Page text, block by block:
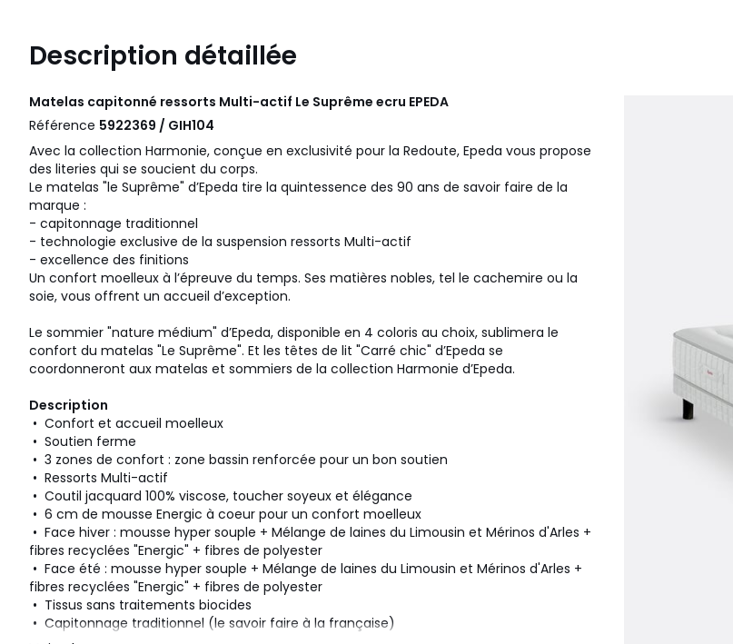
Description détaillée
Matelas capitonné ressorts Multi-actif Le Suprême ecru EPEDA
Référence 5922369 / GIH104
Avec la collection Harmonie, conçue en exclusivité pour la Redoute, Epeda vous propose
des literies qui se soucient du corps.
Le matelas "le Suprême" d’Epeda tire la quintessence des 90 ans de savoir faire de la
marque :
- capitonnage traditionnel
- technologie exclusive de la suspension ressorts Multi-actif
- excellence des finitions
Un confort moelleux à l’épreuve du temps. Ses matières nobles, tel le cachemire ou la
soie, vous offrent un accueil d’exception.
Le sommier "nature médium" d’Epeda, disponible en 4 coloris au choix, sublimera le
confort du matelas "Le Suprême". Et les têtes de lit "Carré chic" d’Epeda se
coordonneront aux matelas et sommiers de la collection Harmonie d’Epeda.
Description
• Confort et accueil moelleux
• Soutien ferme
• 3 zones de confort : zone bassin renforcée pour un bon soutien
• Ressorts Multi-actif
• Coutil jacquard 100% viscose, toucher soyeux et élégance
• 6 cm de mousse Energic à coeur pour un confort moelleux
• Face hiver : mousse hyper souple + Mélange de laines du Limousin et Mérinos d'Arles +
fibres recyclées "Energic" + fibres de polyester
• Face été : mousse hyper souple + Mélange de laines du Limousin et Mérinos d'Arles +
fibres recyclées "Energic" + fibres de polyester
• Tissus sans traitements biocides
• Capitonnage traditionnel (le savoir faire à la française)